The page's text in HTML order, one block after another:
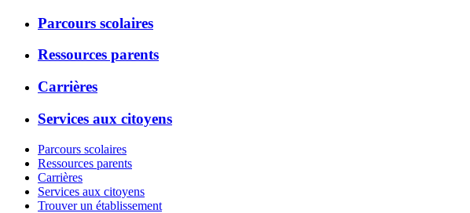
Parcours scolaires
Ressources parents
Carrières
Services aux citoyens
Parcours scolaires
Ressources parents
Carrières
Services aux citoyens
Trouver un établissement